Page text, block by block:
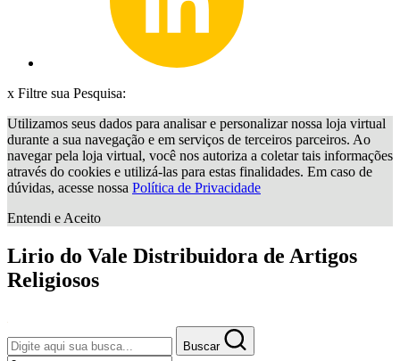
x Filtre sua Pesquisa:
Utilizamos seus dados para analisar e personalizar nossa loja virtual
durante a sua navegação e em serviços de terceiros parceiros. Ao
navegar pela loja virtual, você nos autoriza a coletar tais informações
através do cookies e utilizá-las para estas finalidades. Em caso de
dúvidas, acesse nossa Política de Privacidade
Entendi e Aceito
Lirio do Vale Distribuidora de Artigos
Religiosos
Buscar